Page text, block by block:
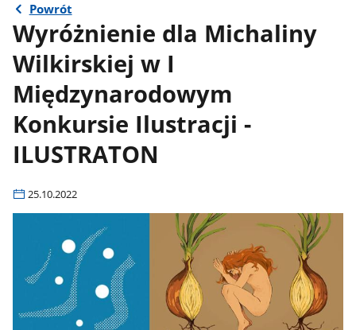
Powrót
Wyróżnienie dla Michaliny
Wilkirskiej w I
Międzynarodowym
Konkursie Ilustracji -
ILUSTRATON
25.10.2022